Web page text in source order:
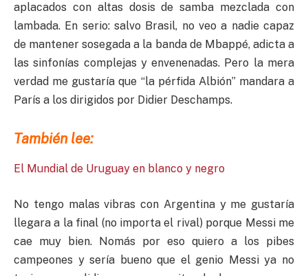
aplacados con altas dosis de samba mezclada con
lambada. En serio: salvo Brasil, no veo a nadie capaz
de mantener sosegada a la banda de Mbappé, adicta a
las sinfonías complejas y envenenadas. Pero la mera
verdad me gustaría que “la pérfida Albión” mandara a
París a los dirigidos por Didier Deschamps.
También lee:
El Mundial de Uruguay en blanco y negro
No tengo malas vibras con Argentina y me gustaría
llegara a la final (no importa el rival) porque Messi me
cae muy bien. Nomás por eso quiero a los pibes
campeones y sería bueno que el genio Messi ya no